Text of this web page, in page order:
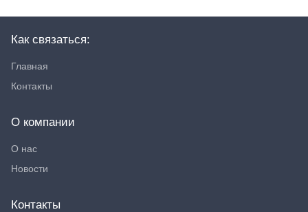
Как связаться:
Главная
Контакты
О компании
О нас
Новости
Контакты